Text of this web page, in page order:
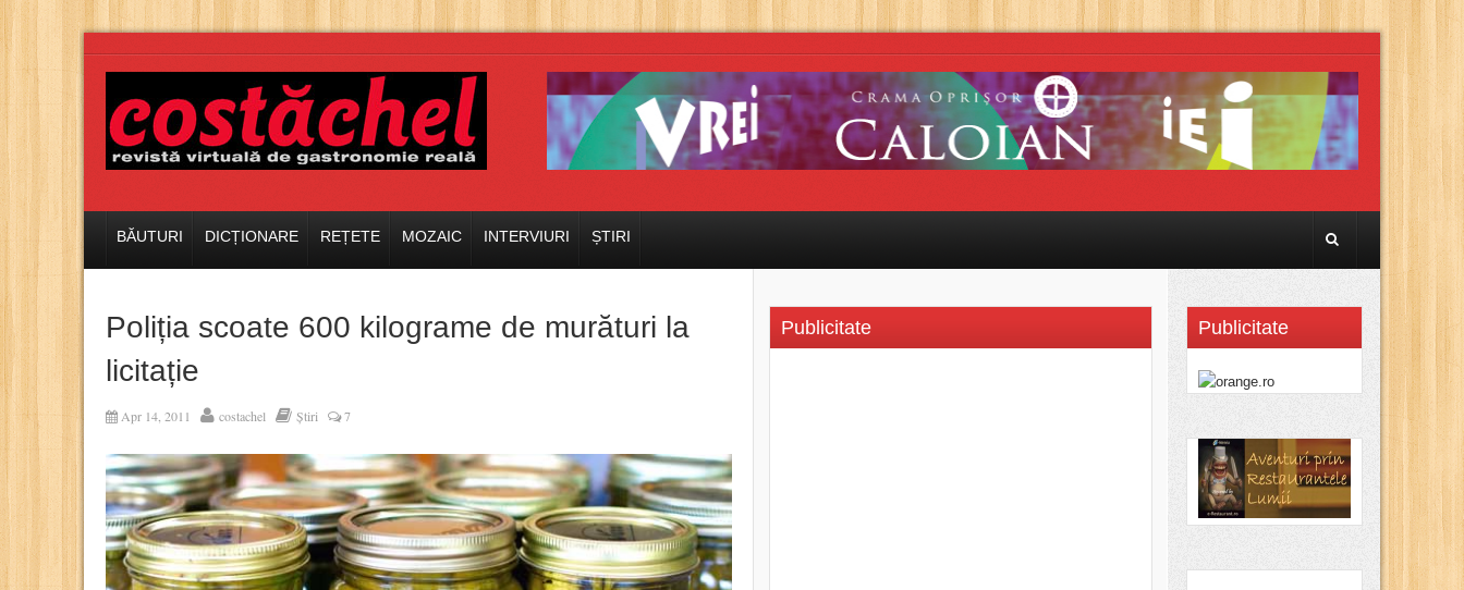
BĂUTURI DICȚIONARE REȚETE MOZAIC INTERVIURI ȘTIRI
Poliția scoate 600 kilograme de murături la
licitație
Apr 14, 2011 costachel Știri 7
Publicitate Publicitate